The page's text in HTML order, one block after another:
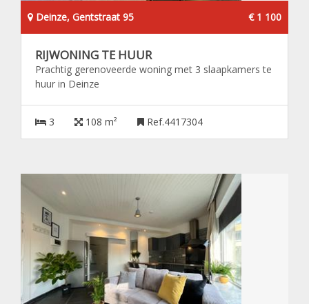
Deinze, Gentstraat 95 € 1 100
RIJWONING TE HUUR
Prachtig gerenoveerde woning met 3 slaapkamers te
huur in Deinze
3 108 m² Ref.4417304